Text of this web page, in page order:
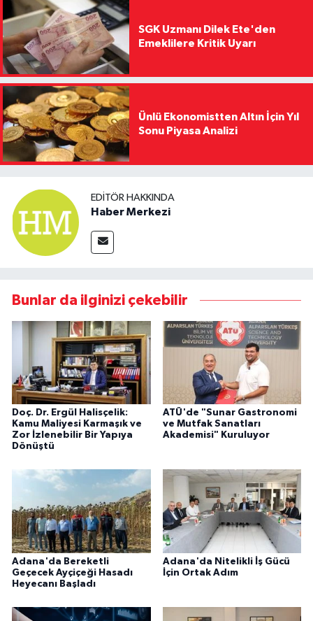
SGK Uzmanı Dilek Ete'den
Emeklilere Kritik Uyarı
Ünlü Ekonomistten Altın İçin Yıl
Sonu Piyasa Analizi
EDITÖR HAKKINDA
Haber Merkezi
Bunlar da ilginizi çekebilir
Doç. Dr. Ergül Halisçelik:
Kamu Maliyesi Karmaşık ve
Zor İzlenebilir Bir Yapıya
Dönüştü
ATÜ'de "Sunar Gastronomi
ve Mutfak Sanatları
Akademisi" Kuruluyor
Adana'da Bereketli
Geçecek Ayçiçeği Hasadı
Heyecanı Başladı
Adana'da Nitelikli İş Gücü
İçin Ortak Adım